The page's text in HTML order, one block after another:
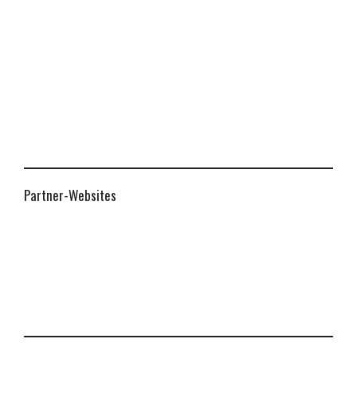
Partner-Websites